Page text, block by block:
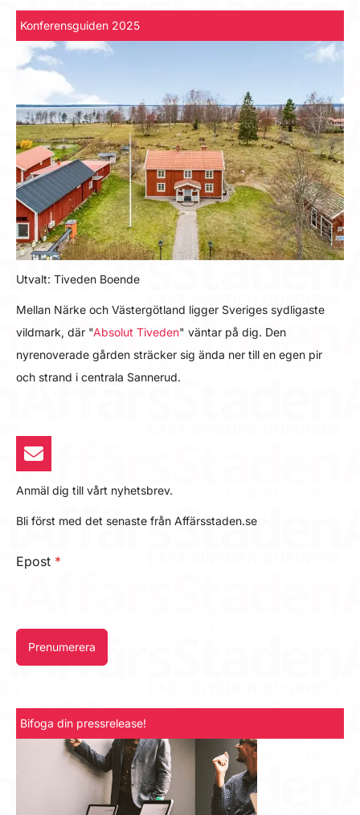
Konferensguiden 2025
Utvalt: Tiveden Boende
Mellan Närke och Västergötland ligger Sveriges sydligaste
vildmark, där "Absolut Tiveden" väntar på dig. Den
nyrenoverade gården sträcker sig ända ner till en egen pir
och strand i centrala Sannerud.
Anmäl dig till vårt nyhetsbrev.
Bli först med det senaste från Affärsstaden.se
Epost *
Prenumerera
Bifoga din pressrelease!